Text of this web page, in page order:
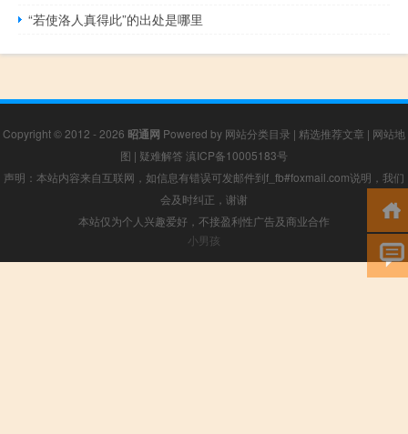
“若使洛人真得此”的出处是哪里
Copyright © 2012 - 2026 昭通网 Powered by 网站分类目录 | 精选推荐文章 | 网站地
图 | 疑难解答 滇ICP备10005183号
声明：本站内容来自互联网，如信息有错误可发邮件到f_fb#foxmail.com说明，我们
会及时纠正，谢谢
本站仅为个人兴趣爱好，不接盈利性广告及商业合作
小男孩